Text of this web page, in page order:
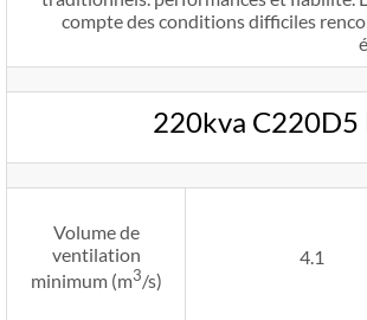
compte des conditions difficiles
220kva
Volume de
ventilation
minimum (m3/s)
4.1